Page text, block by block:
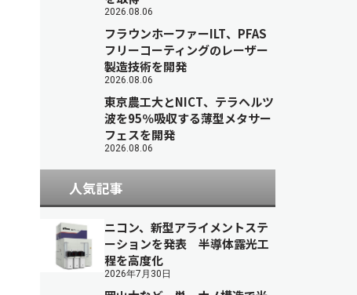
2026.08.06
フラウンホーファーILT、PFAS
フリーコーティングのレーザー
製造技術を開発
2026.08.06
東京農工大とNICT、テラヘルツ
波を95％吸収する薄型メタサー
フェスを開発
2026.08.06
人気記事
ニコン、新型アライメントステ
ーションを発表 半導体露光工
程を高度化
2026年7月30日